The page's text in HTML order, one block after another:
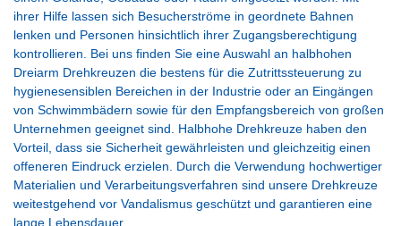
ihrer Hilfe lassen sich Besucherströme in geordnete Bahnen
lenken und Personen hinsichtlich ihrer Zugangsberechtigung
kontrollieren. Bei uns finden Sie eine Auswahl an halbhohen
Dreiarm Drehkreuzen die bestens für die Zutrittssteuerung zu
hygienesensiblen Bereichen in der Industrie oder an Eingängen
von Schwimmbädern sowie für den Empfangsbereich von großen
Unternehmen geeignet sind. Halbhohe Drehkreuze haben den
Vorteil, dass sie Sicherheit gewährleisten und gleichzeitig einen
offeneren Eindruck erzielen. Durch die Verwendung hochwertiger
Materialien und Verarbeitungsverfahren sind unsere Drehkreuze
weitestgehend vor Vandalismus geschützt und garantieren eine
lange Lebensdauer.